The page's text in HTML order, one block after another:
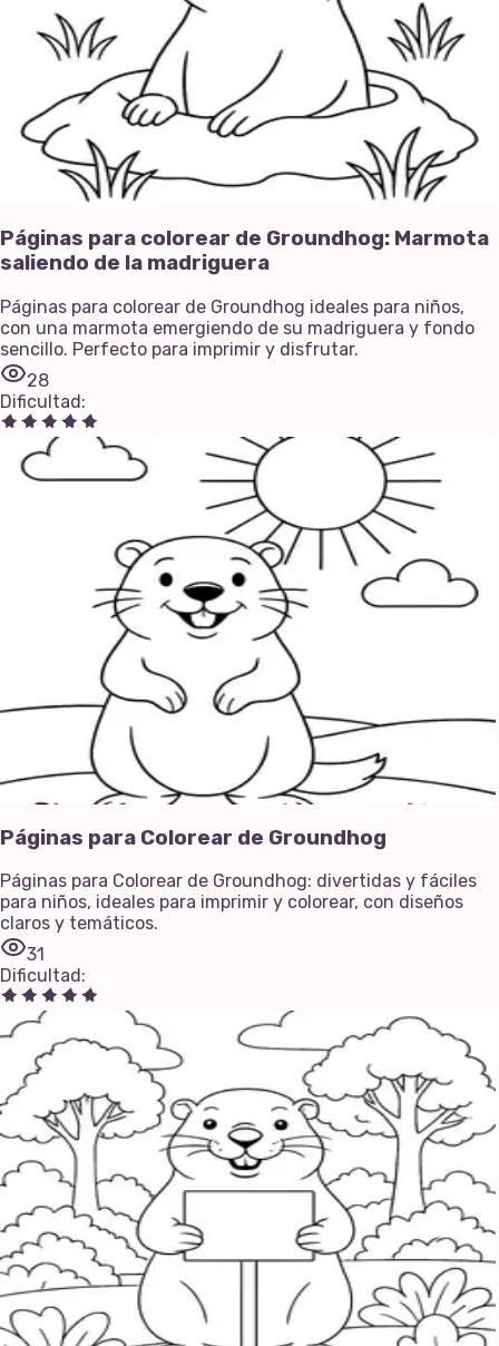
Páginas para colorear de Groundhog: Marmota
saliendo de la madriguera
Páginas para colorear de Groundhog ideales para niños,
con una marmota emergiendo de su madriguera y fondo
sencillo. Perfecto para imprimir y disfrutar.
28
Dificultad:
Páginas para Colorear de Groundhog
Páginas para Colorear de Groundhog: divertidas y fáciles
para niños, ideales para imprimir y colorear, con diseños
claros y temáticos.
31
Dificultad :